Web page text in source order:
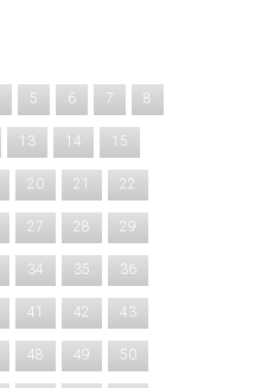
5 6 7 8
13 14 15
20 21 22
27 28 29
34 35 36
41 42 43
48 49 50